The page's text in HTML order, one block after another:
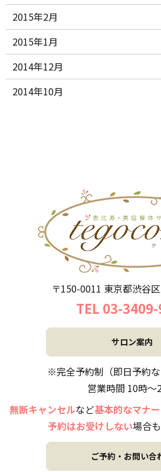
2015年2月
2015年1月
2014年12月
2014年10月
〒150-0011 東京都渋谷
TEL 03-
サロン案内
※完全予約制（即日予約な
営業時間 10時～
無断キャンセルなど基本的なマナ
予約はお受けしない場合
ご予約・お問い合